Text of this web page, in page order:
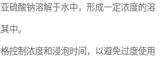
硫酸钠溶解于水中，形成一定浓度的溶
中。
控制浓度和浸泡时间，以避免过度使用